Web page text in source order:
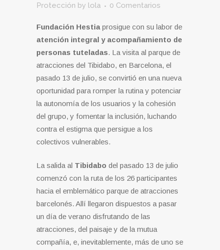
Protección by lola 0 Comentarios
Fundación Hestia prosigue con su labor de
atención integral y acompañamiento de
personas tuteladas. La visita al parque de
atracciones del Tibidabo, en Barcelona, el
pasado 13 de julio, se convirtió en una nueva
oportunidad para romper la rutina y potenciar
la autonomía de los usuarios y la cohesión
del grupo, y fomentar la inclusión, luchando
contra el estigma que persigue a los
colectivos vulnerables.
La salida al Tibidabo del pasado 13 de julio
comenzó con la ruta de los 26 participantes
hacia el emblemático parque de atracciones
barcelonés. Allí llegaron dispuestos a pasar
un día de verano disfrutando de las
atracciones, del paisaje y de la mutua
compañía, e, inevitablemente, más de uno se